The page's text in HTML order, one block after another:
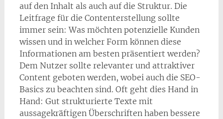
auf den Inhalt als auch auf die Struktur. Die
Leitfrage für die Contenterstellung sollte
immer sein: Was möchten potenzielle Kunden
wissen und in welcher Form können diese
Informationen am besten präsentiert werden?
Dem Nutzer sollte relevanter und attraktiver
Content geboten werden, wobei auch die SEO-
Basics zu beachten sind. Oft geht dies Hand in
Hand: Gut strukturierte Texte mit
aussagekräftigen Überschriften haben bessere